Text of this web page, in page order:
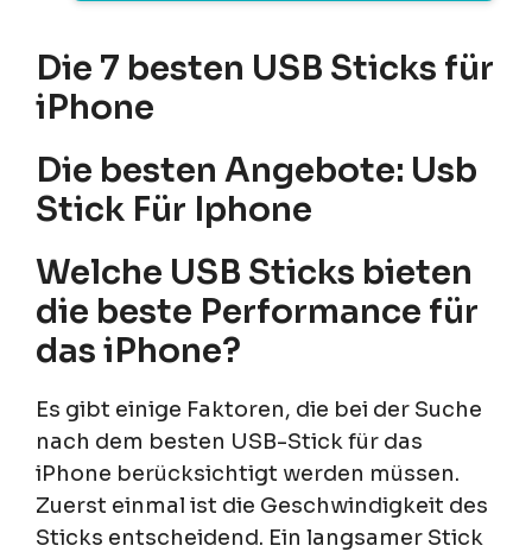
Die 7 besten USB Sticks für
iPhone
Die besten Angebote: Usb
Stick Für Iphone
Welche USB Sticks bieten
die beste Performance für
das iPhone?
Es gibt einige Faktoren, die bei der Suche
nach dem besten USB-Stick für das
iPhone berücksichtigt werden müssen.
Zuerst einmal ist die Geschwindigkeit des
Sticks entscheidend. Ein langsamer Stick